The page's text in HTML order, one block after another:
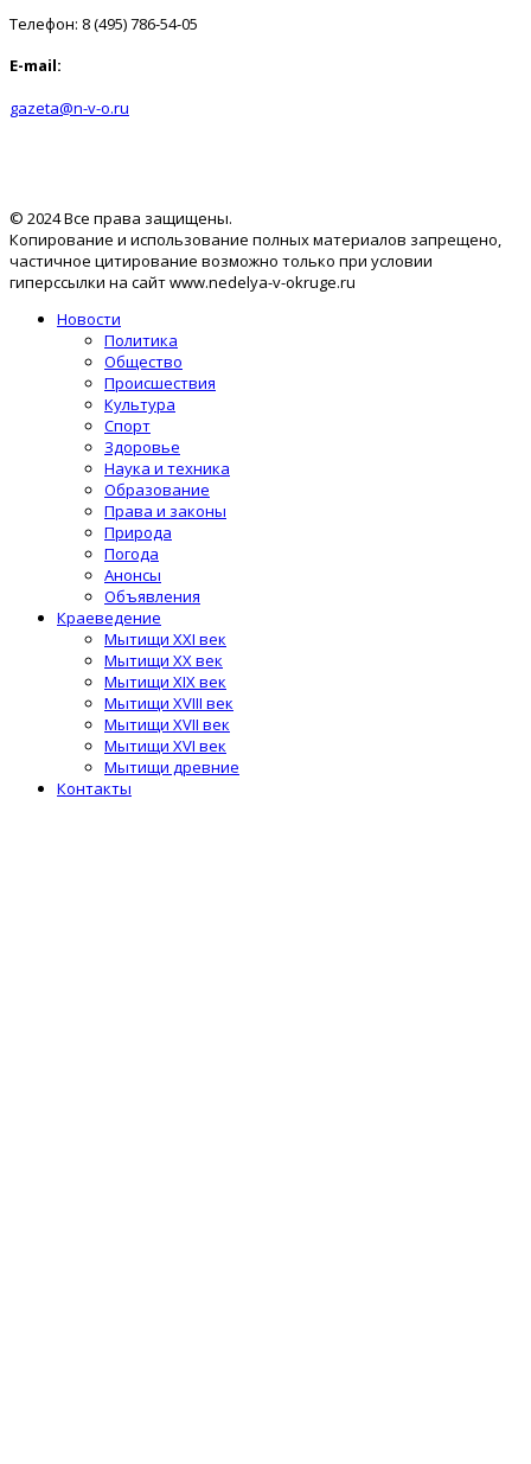
Телефон: 8 (495) 786-54-05
E-mail:
gazeta@n-v-o.ru
© 2024 Все права защищены.
Копирование и использование полных материалов запрещено,
частичное цитирование возможно только при условии
гиперссылки на сайт www.nedelya-v-okruge.ru
Новости
Политика
Общество
Происшествия
Культура
Спорт
Здоровье
Наука и техника
Образование
Права и законы
Природа
Погода
Анонсы
Объявления
Краеведение
Мытищи XXI век
Мытищи XX век
Мытищи XIX век
Мытищи XVIII век
Мытищи XVII век
Мытищи XVI век
Мытищи древние
Контакты